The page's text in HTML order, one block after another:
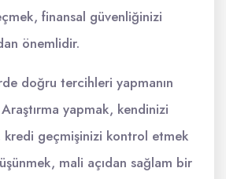
finansal güvenliğinizi
önemlidir.
doğru tercihleri yapmanın
yapmak, kendinizi
geçmişinizi kontrol etmek
mali açıdan sağlam bir